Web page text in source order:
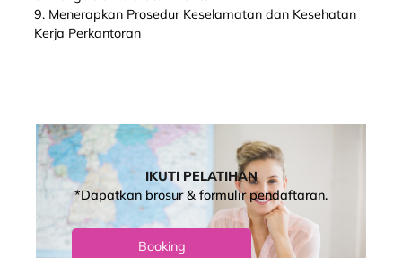
9. Menerapkan Prosedur Keselamatan dan Kesehatan
Kerja Perkantoran
IKUTI PELATIHAN
*Dapatkan brosur & formulir pendaftaran.
Booking